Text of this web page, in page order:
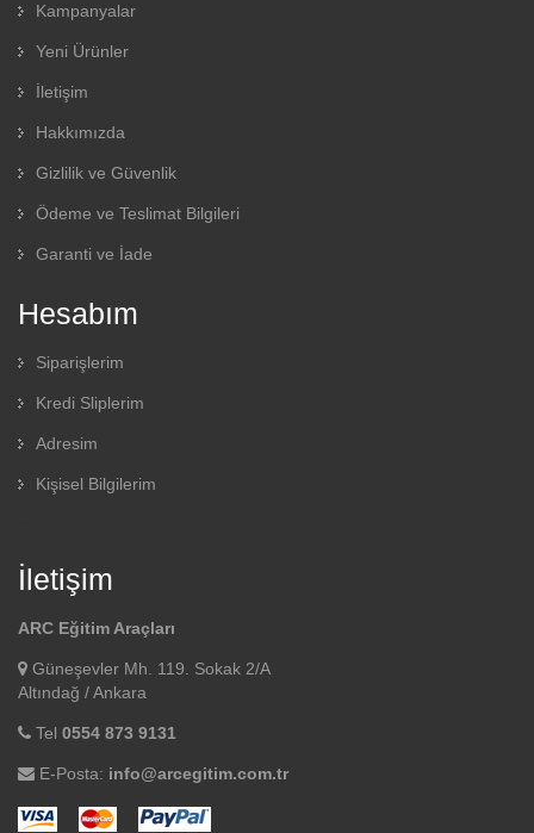
Kampanyalar
Yeni Ürünler
İletişim
Hakkımızda
Gizlilik ve Güvenlik
Ödeme ve Teslimat Bilgileri
Garanti ve İade
Hesabım
Siparişlerim
Kredi Sliplerim
Adresim
Kişisel Bilgilerim
İletişim
ARC Eğitim Araçları
Güneşevler Mh. 119. Sokak 2/A
Altındağ / Ankara
Tel 0554 873 9131
E-Posta: info@arcegitim.com.tr